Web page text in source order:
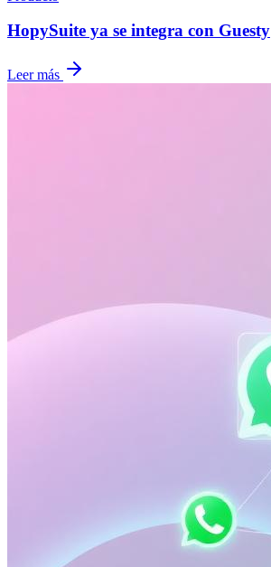
HopySuite ya se integra con Guesty
Leer más